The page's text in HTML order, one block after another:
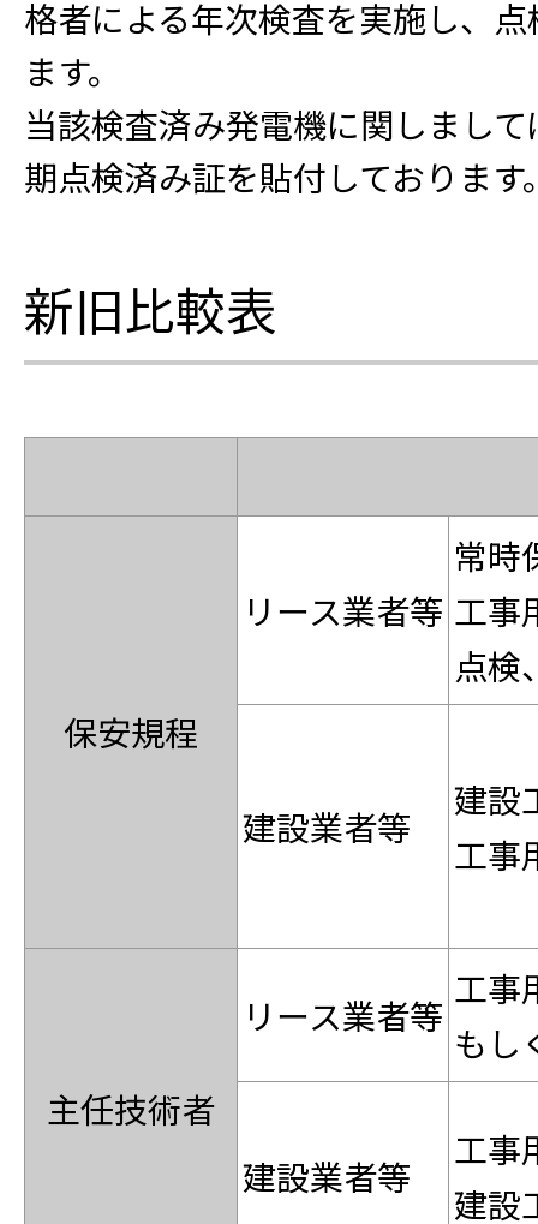
格者による年次検査を実施し、
ます。
当該検査済み発電機に関しまし
期点検済み証を貼付しております
新旧比較表
保安規程
リース業者等
常時
工事
点検
建設業者等
建設
工事
主任技術者
リース業者等
工事
もし
建設業者等
工事
建設